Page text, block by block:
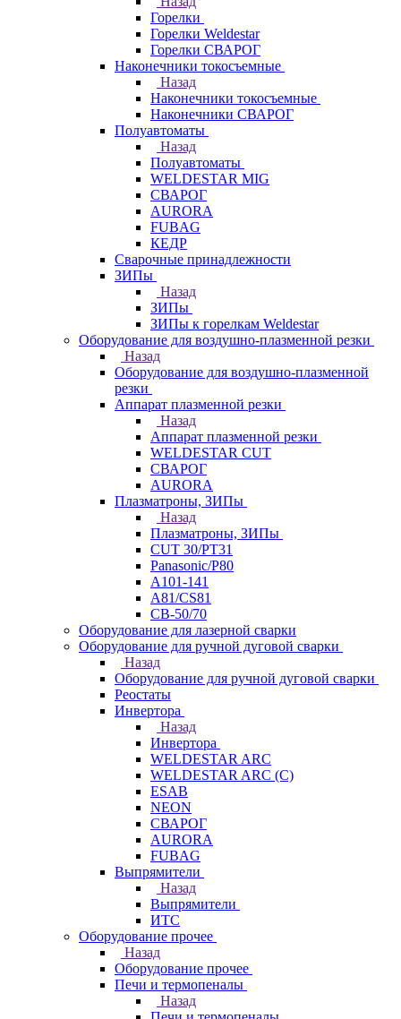
Горелки
Горелки Weldestar
Горелки СВАРОГ
Наконечники токосъемные
Назад
Наконечники токосъемные
Наконечники СВАРОГ
Полуавтоматы
Назад
Полуавтоматы
WELDESTAR MIG
СВАРОГ
AURORA
FUBAG
КЕДР
Сварочные принадлежности
ЗИПы
Назад
ЗИПы
ЗИПы к горелкам Weldestar
Оборудование для воздушно-плазменной резки
Назад
Оборудование для воздушно-плазменной
резки
Аппарат плазменной резки
Назад
Аппарат плазменной резки
WELDESTAR CUT
СВАРОГ
AURORA
Плазматроны, ЗИПы
Назад
Плазматроны, ЗИПы
CUT 30/PT31
Panasonic/P80
А101-141
А81/CS81
СВ-50/70
Оборудование для лазерной сварки
Оборудование для ручной дуговой сварки
Назад
Оборудование для ручной дуговой сварки
Реостаты
Инвертора
Назад
Инвертора
WELDESTAR ARC
WELDESTAR ARC (С)
ESAB
NEON
СВАРОГ
AURORA
FUBAG
Выпрямители
Назад
Выпрямители
ИТС
Оборудование прочее
Назад
Оборудование прочее
Печи и термопеналы
Назад